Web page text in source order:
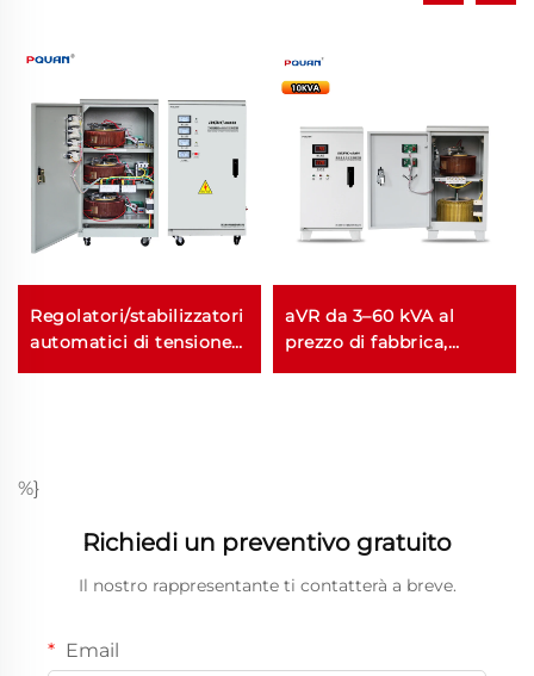
Regolatori/stabilizzatori
automatici di tensione
CA di alta qualità
aVR da 3–60 kVA al
prezzo di fabbrica,
stabilizzatore di
%}
Richiedi un preventivo gratuito
Il nostro rappresentante ti contatterà a breve.
Email